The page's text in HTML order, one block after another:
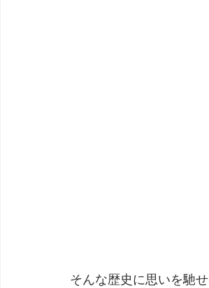
そんな歴史に思いを馳